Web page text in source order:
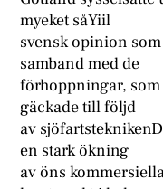
myeket såYiil
svensk opinion
samband med de
förhoppningar, som
gäckade till följd
av
en stark ökning
av öns